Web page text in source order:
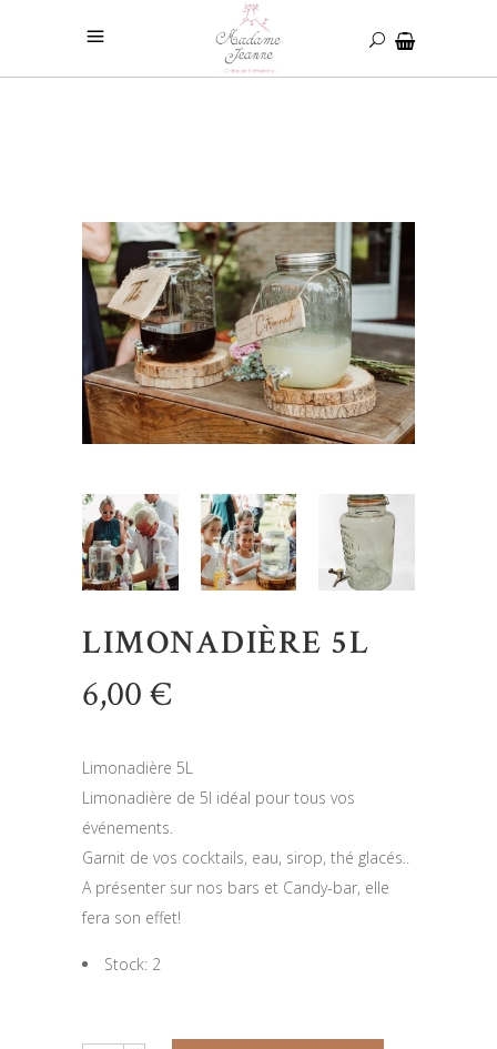
LIMONADIÈRE 5L
6,00€
Limonadière 5L
Limonadière de 5l idéal pour tous vos
événements.
Garnit de vos cocktails, eau, sirop, thé glacés..
A présenter sur nos bars et Candy-bar, elle
fera son effet!
Stock: 2